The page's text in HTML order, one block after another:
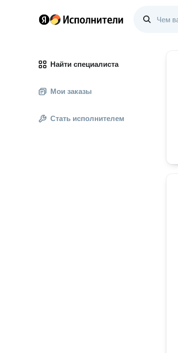
Найти специалиста
Мои заказы
Стать исполнителем